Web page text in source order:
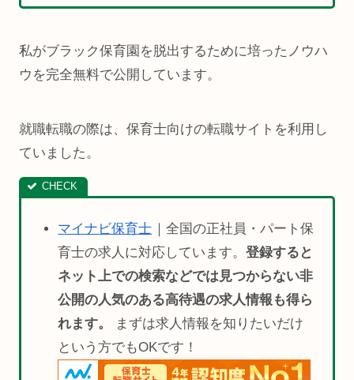
私がブラック保育園を脱出するために培ったノウハ
ウを完全無料で公開しています。
就職転職の際は、保育士向けの転職サイトを利用し
ていました。
マイナビ保育士 ｜全国の正社員・パート保
育士の求人に対応しています。登録すると
ネット上での検索などでは見つからない非
公開の人気のある高待遇の求人情報も得ら
れます。
まずは求人情報を知りたいだけ
という方でもOKです！